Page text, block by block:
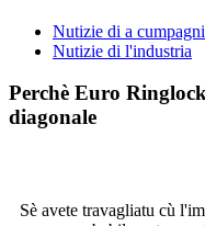
Nutizie di a
Nutizie di l'industria
Perchè Euro
diagonale
Sè avete travagliatu cù